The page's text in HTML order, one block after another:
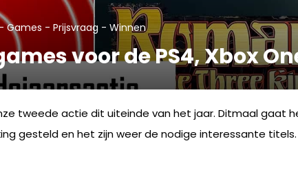
-Games - Prijsvraag - Winnen
voor de PS4, Xbox
tweede actie dit uiteinde van het jaar. Ditmaal gaat
gesteld en het zijn weer de nodige interessante